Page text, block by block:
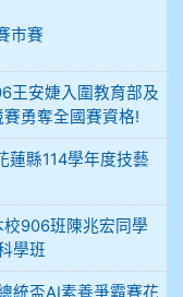
市賽
王安婕入圍教育部及
勇奪全國賽資格!
縣114學年度技藝
906班陳兆宏同學
學班
統盃AI素養爭霸賽花